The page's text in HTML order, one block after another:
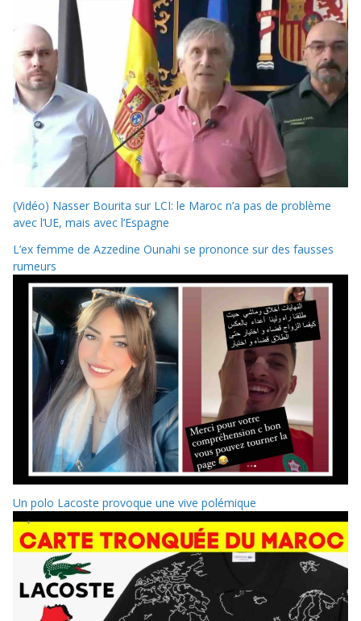
(Vidéo) Nasser Bourita sur LCI: le Maroc n’a pas de problème
avec l’UE, mais avec l’Espagne
L’ex femme de Azzedine Ounahi se prononce sur des fausses
rumeurs
Un polo Lacoste provoque une vive polémique